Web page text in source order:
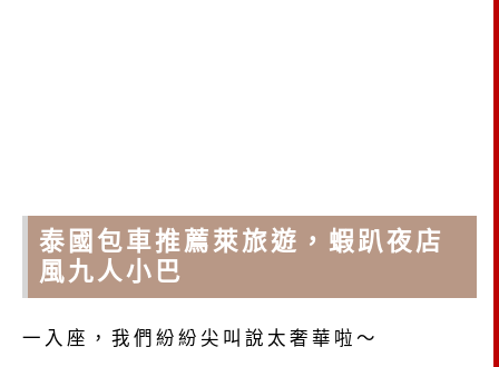
泰國包車推薦萊旅遊，蝦趴夜店
風九人小巴
一入座，我們紛紛尖叫說太奢華啦～